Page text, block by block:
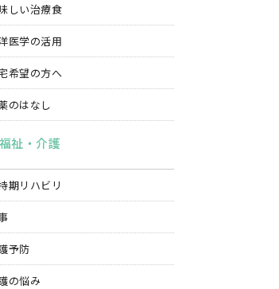
しい治療食
医学の活用
希望の方へ
のはなし
福祉・介護
期リハビリ
予防
の悩み